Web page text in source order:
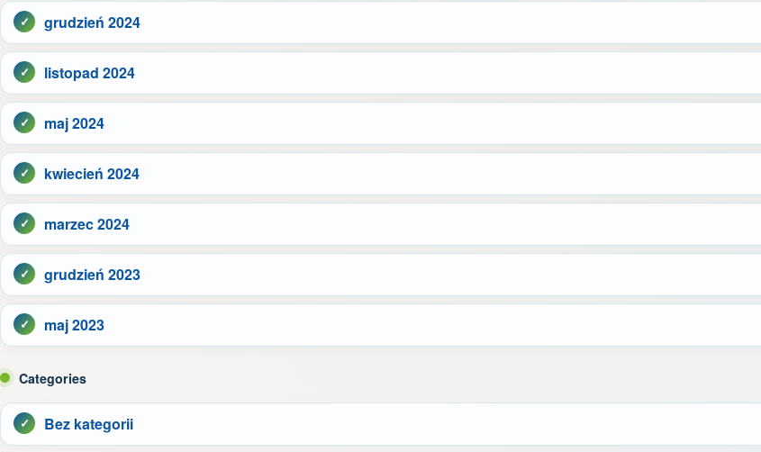
grudzień 2024
listopad 2024
maj 2024
kwiecień 2024
marzec 2024
grudzień 2023
maj 2023
Categories
Bez kategorii